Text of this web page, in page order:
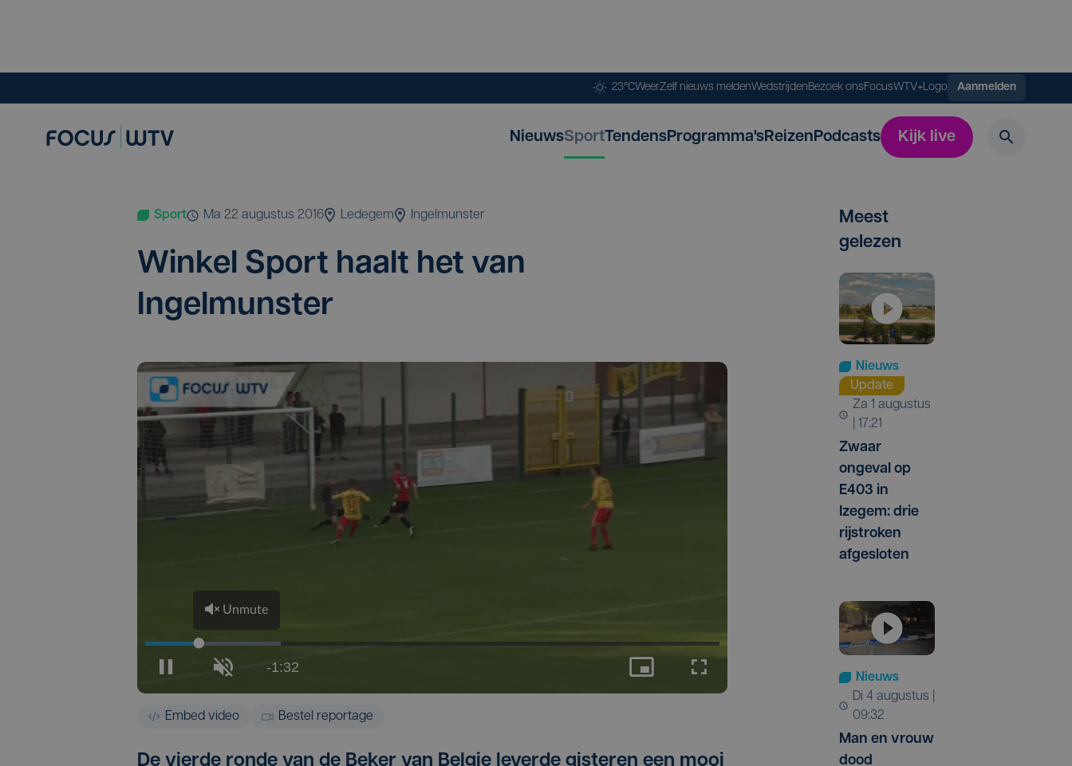
23°CWeerZelf nieuws meldenWedstrijdenBezoek onsFocusWTV+Logo Aanmelden
NieuwsSportTendensProgramma'sReizenPodcasts Kijk live
Sport ma 22 augustus 2016 Ledegem Ingelmunster
Win­kel Sport haalt het van
Ingelmunster
Embed video Bestel reportage
De vierde ronde van de Beker van Belgie leverde gisteren een mooi
Meest
gelezen
Nieuws
Update
za 1 augustus
| 17:21
Zwaar
ongeval op
E403 in
Izegem: drie
rijstroken
afgesloten
Nieuws
di 4 augustus |
09:32
Man en vrouw
dood